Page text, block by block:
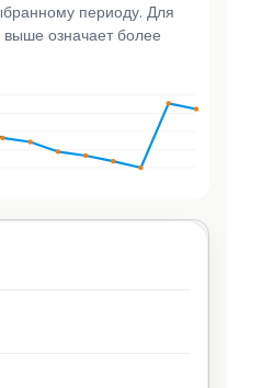
периоду. Для
выше означает более